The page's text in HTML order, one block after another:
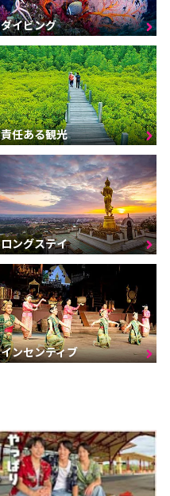
ダイビング
責任ある観光
ロングステイ
インセンティブ